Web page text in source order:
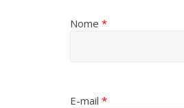
Nome *
E-mail *